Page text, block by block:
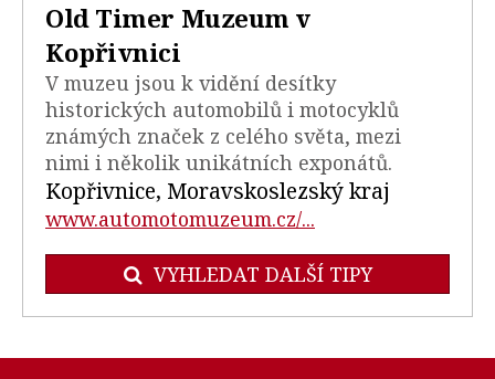
Old Timer Muzeum v
Kopřivnici
V muzeu jsou k vidění desítky
historických automobilů i motocyklů
známých značek z celého světa, mezi
nimi i několik unikátních exponátů.
Kopřivnice, Moravskoslezský kraj
www.automotomuzeum.cz/...
VYHLEDAT DALŠÍ TIPY